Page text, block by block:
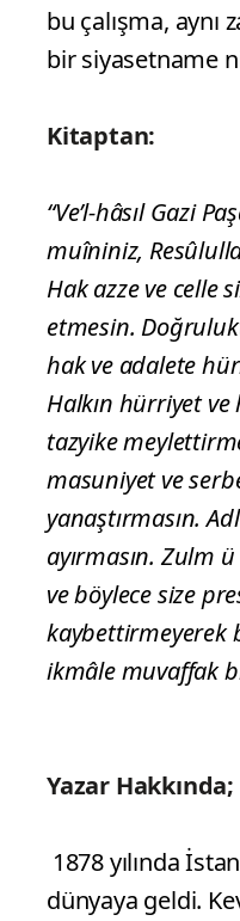
bu çalışma, aynı
bir siyasetname
Kitaptan:
“Ve’l-hâsıl Gazi
muîniniz,
Hak azze ve celle
etmesin.
hak ve adalete
Halkın hürriyet
tazyike
masuniyet ve
yanaştırmasın.
ayırmasın. Zulm
ve böylece size
kaybettirmeyerek
ikmâle muvaffak
Yazar Hakkında;
1878 yılında
dünyaya geldi.